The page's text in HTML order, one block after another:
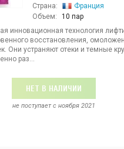
Страна:
Франция
Объем:
10 пар
инновационная технология
восстановления,
Они устраняют отеки и темные
раз...
НЕТ В НАЛИЧИИ
не поступает c ноября 2021